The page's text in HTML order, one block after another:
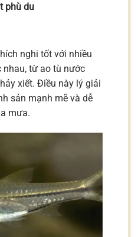
phù du
nghi tốt với nhiều
từ ao tù nước
xiết. Điều này lý giải
sản mạnh mẽ và dễ
mưa.